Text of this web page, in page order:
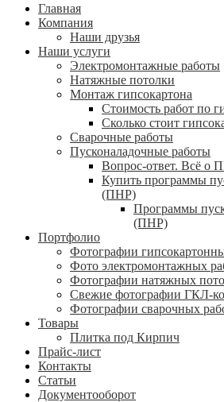
Главная
Компания
Наши друзья
Наши услуги
Электромонтажные работы
Натяжные потолки
Монтаж гипсокартона
Стоимость работ по
Сколько стоит
Сварочные работы
Пусконаладочные работы
Вопрос-ответ. Всё о
Купить программы
(ПНР)
Программы
(ПНР)
Портфолио
Фотографии
Фото электромонтажных
Фотографии натяжных
Свежие фотографии ГКЛ-
Фотографии сварочных
Товары
Плитка под Кирпич
Прайс-лист
Контакты
Статьи
Документооборот